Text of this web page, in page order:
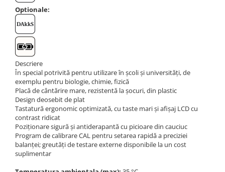
Durometre
Durometre pentru metale (Leeb)
Durometre pentru metale (UCI)
Durometre pentru plastic (Shore)
Dispozitive de masurare a lungimii
Masurare metrica a lungimii
Componente pentru masurare
Transmitatoare
Colorimetre
Masurare forta
Bacuri cu surub
Masurarea fortei - Digital
Optionale:
Descriere
În special potrivită pentru utilizare în școli și universități, de
exemplu pentru biologie, chimie, fizică
Placă de cântărire mare, rezistentă la șocuri, din plastic
Design deosebit de plat
Tastatură ergonomic optimizată, cu taste mari și afișaj LCD cu
contrast ridicat
Poziționare sigură și antiderapantă cu picioare din cauciuc
Program de calibrare CAL pentru setarea rapidă a preciziei
balanței; greutăți de testare externe disponibile la un cost
suplimentar